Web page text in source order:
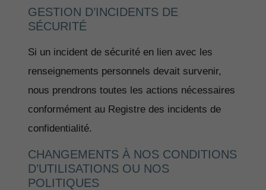
GESTION D’INCIDENTS DE
SÉCURITÉ
Si un incident de sécurité en lien avec les
renseignements personnels devait survenir,
nous prendrons toutes les actions nécessaires
conformément au Registre des incidents de
confidentialité.
CHANGEMENTS À NOS CONDITIONS
D’UTILISATIONS OU NOS
POLITIQUES